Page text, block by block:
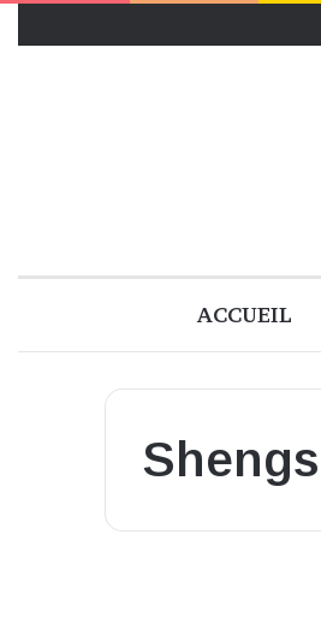
ACCUEIL